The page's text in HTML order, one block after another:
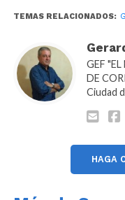
TEMAS RELACIONADOS:
GEF
DE
Ciudad
HAGA